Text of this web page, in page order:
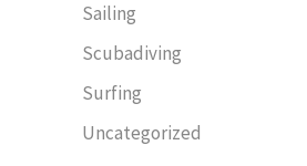
Sailing
Scubadiving
Surfing
Uncategorized